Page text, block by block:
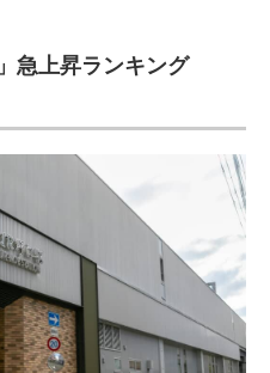
急上昇ランキング